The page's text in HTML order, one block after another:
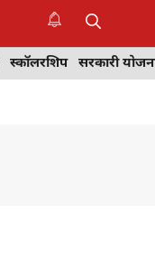
स्कॉलरशिप सरकारी